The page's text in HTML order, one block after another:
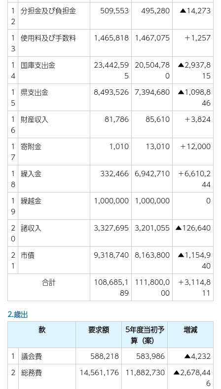
1
2
分担金及び負担金 509,553 495,280 ▲14,273
1
3
使用料及び手数料 1,465,818 1,467,075 ＋1,257
1
4
国庫支出金
23,442,59
5
20,504,78
0
▲2,937,8
15
1
5
県支出金 8,493,526 7,394,680
▲1,098,8
46
1
6
財産収入 81,786 85,610 ＋3,824
1
7
寄附金 1,010 13,010 ＋12,000
1
8
繰入金 332,466 6,942,710
＋6,610,2
44
1
9
繰越金 1,000,000 1,000,000 0
2
0
諸収入 3,327,695 3,201,055 ▲126,640
2
1
市債 9,318,740 8,163,800
▲1,154,9
40
合計
108,685,1
89
111,800,0
00
＋3,114,8
11
2.歳出
款
要求額
5年度当初予
算（案）
増減
1 議会費 588,218 583,986
▲4,232
2 総務費 14,561,176 11,882,730
▲2,678,44
6